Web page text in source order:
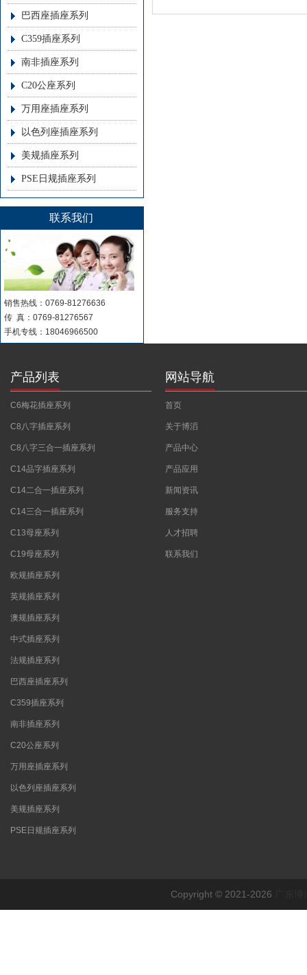
巴西座插座系列
C359插座系列
南非插座系列
C20公座系列
万用座插座系列
以色列座插座系列
美规插座系列
PSE日规插座系列
联系我们
销售热线：0769-81276636
传 真：0769-81276567
手机专线：18046966500
产品列表
C6梅花插座系列
C8八字插座系列
C8八字三合一插座系列
C14品字插座系列
C14二合一插座系列
C14三合一插座系列
C13母座系列
C19母座系列
欧规插座系列
英规插座系列
澳规插座系列
中式插座系列
法规插座系列
巴西座插座系列
C359插座系列
南非插座系列
C20公座系列
万用座插座系列
以色列座插座系列
美规插座系列
PSE日规插座系列
网站导航
首页
关于博滔
产品中心
产品应用
新闻资讯
服务支持
人才招聘
联系我们
Copyright © 2021-2026